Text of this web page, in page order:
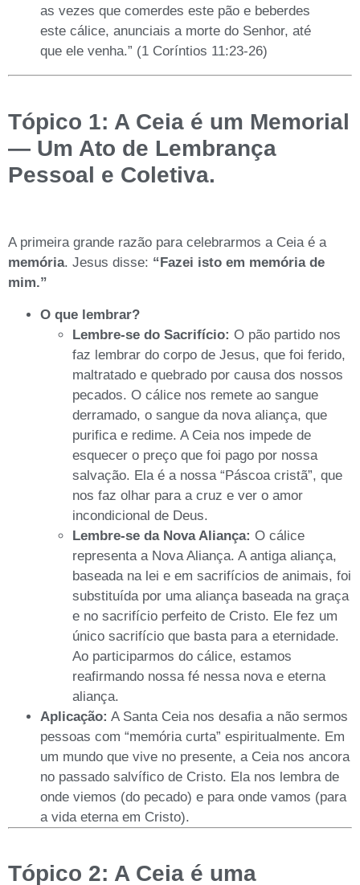
as vezes que comerdes este pão e beberdes
este cálice, anunciais a morte do Senhor, até
que ele venha.” (1 Coríntios 11:23-26)
Tópico 1: A Ceia é um Memorial
— Um Ato de Lembrança
Pessoal e Coletiva.
A primeira grande razão para celebrarmos a Ceia é a
memória. Jesus disse: “Fazei isto em memória de
mim.”
O que lembrar?
Lembre-se do Sacrifício: O pão partido nos
faz lembrar do corpo de Jesus, que foi ferido,
maltratado e quebrado por causa dos nossos
pecados. O cálice nos remete ao sangue
derramado, o sangue da nova aliança, que
purifica e redime. A Ceia nos impede de
esquecer o preço que foi pago por nossa
salvação. Ela é a nossa “Páscoa cristã”, que
nos faz olhar para a cruz e ver o amor
incondicional de Deus.
Lembre-se da Nova Aliança: O cálice
representa a Nova Aliança. A antiga aliança,
baseada na lei e em sacrifícios de animais, foi
substituída por uma aliança baseada na graça
e no sacrifício perfeito de Cristo. Ele fez um
único sacrifício que basta para a eternidade.
Ao participarmos do cálice, estamos
reafirmando nossa fé nessa nova e eterna
aliança.
Aplicação: A Santa Ceia nos desafia a não sermos
pessoas com “memória curta” espiritualmente. Em
um mundo que vive no presente, a Ceia nos ancora
no passado salvífico de Cristo. Ela nos lembra de
onde viemos (do pecado) e para onde vamos (para
a vida eterna em Cristo).
Tópico 2: A Ceia é uma